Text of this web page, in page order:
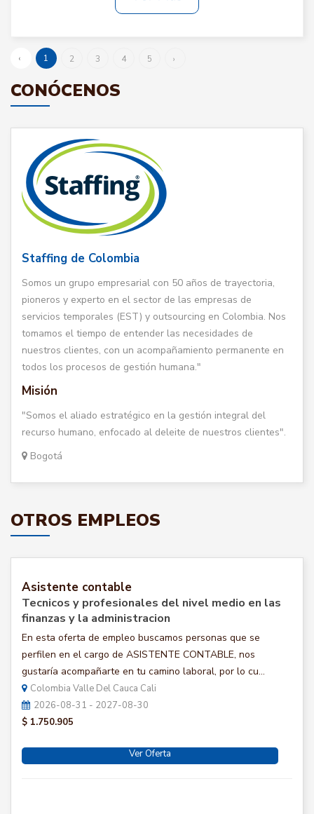
‹ 1 2 3 4 5 ›
CONÓCENOS
Staffing de Colombia
Somos un grupo empresarial con 50 años de trayectoria,
pioneros y experto en el sector de las empresas de
servicios temporales (EST) y outsourcing en Colombia. Nos
tomamos el tiempo de entender las necesidades de
nuestros clientes, con un acompañamiento permanente en
todos los procesos de gestión humana."
Misión
"Somos el aliado estratégico en la gestión integral del
recurso humano, enfocado al deleite de nuestros clientes".
Bogotá
OTROS EMPLEOS
Asistente contable
Tecnicos y profesionales del nivel medio en las
finanzas y la administracion
En esta oferta de empleo buscamos personas que se
perfilen en el cargo de ASISTENTE CONTABLE, nos
gustaría acompañarte en tu camino laboral, por lo cu...
Colombia Valle Del Cauca Cali
2026-08-31 - 2027-08-30
$ 1.750.905
Ver Oferta